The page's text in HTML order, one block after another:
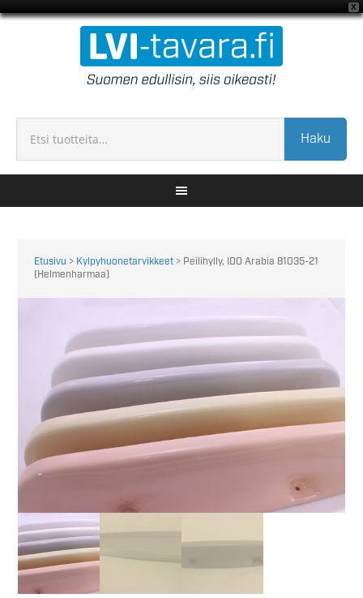
X
Haku
Etusivu > Kylpyhuonetarvikkeet > Peilihylly, IDO Arabia 81035-21
(Helmenharmaa)